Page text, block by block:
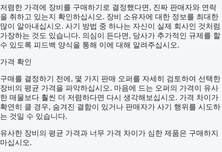
저렴한 가격에 장비를 구매하기로 결정했다면, 진짜 판매자와 연락
을 취하고 있는지 확인하십시오. 장비 소유자에 대한 정보를 최대한
많이 알아내십시오. 사기 방법 중 하나는 자신이 실제 회사인 것처럼
가장하는 것도 있습니다. 의심이 든다면, 당사가 추가적인 규제를 할
수 있도록 피드백 양식을 통해 이에 대해 알려주십시오.
가격 확인
구매를 결정하기 전에, 몇 가지 판매 오퍼를 자세히 검토하여 선택한
장비의 평균 가격을 파악하십시오. 마음에 드는 오퍼의 가격이 유사
한 매물보다 훨씬 더 저렴하다면 다시 생각해보십시오. 가격 차이가
확연히 클 경우, 숨겨진 결함이 있거나 판매자가 사기 행위를 시도하
는 것일 수 있습니다.
유사한 장비의 평균 가격과 너무 가격 차이가 심한 제품은 구매하지
마십시오.